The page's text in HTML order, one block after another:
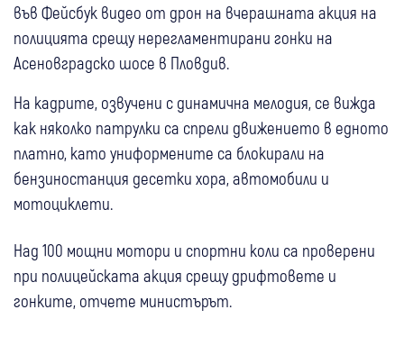
във Фейсбук видео от дрон на вчерашната акция на
полицията срещу нерегламентирани гонки на
Асеновградско шосе в Пловдив.
На кадрите, озвучени с динамична мелодия, се вижда
как няколко патрулки са спрели движението в едното
платно, като униформените са блокирали на
бензиностанция десетки хора, автомобили и
мотоциклети.
Над 100 мощни мотори и спортни коли са проверени
при полицейската акция срещу дрифтовете и
гонките, отчете министърът.